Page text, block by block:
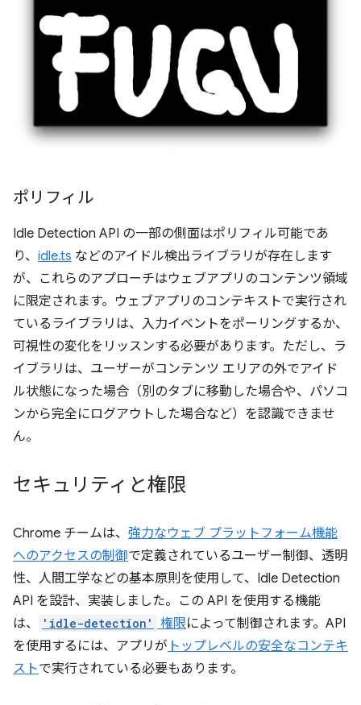
ポリフィル
Idle Detection API の一部の側面はポリフィル可能であ
り、 idle.ts などのアイドル検出ライブラリが存在します
が、これらのアプローチはウェブアプリのコンテンツ領域
に限定されます。ウェブアプリのコンテキストで実行され
ているライブラリは、入力イベントをポーリングするか、
可視性の変化をリッスンする必要があります。ただし、ラ
イブラリは、ユーザーがコンテンツ エリアの外でアイド
ル状態になった場合（別のタブに移動した場合や、パソコ
ンから完全にログアウトした場合など）を認識できませ
ん。
セキュリティと権限
Chrome チームは、 強力なウェブ プラットフォーム機能
へのアクセスの制御で定義されているユーザー制御、透明
性、人間工学などの基本原則を使用して、Idle Detection
API を設計、実装しました。この API を使用する機能
は、
'idle-detection' 権限によって制御されます。API
を使用するには、アプリが トップレベルの安全なコンテキ
ストで実行されている必要もあります。